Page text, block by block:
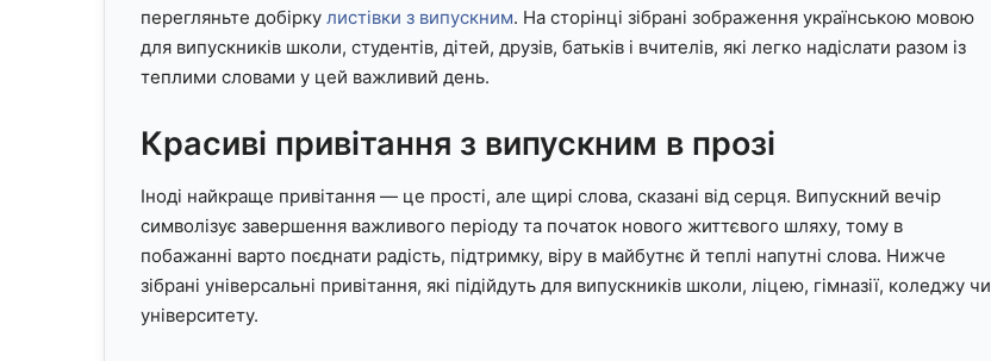
перегляньте добірку листівки з випускним. На сторінці зібрані зображення українською мовою
для випускників школи, студентів, дітей, друзів, батьків і вчителів, які легко надіслати разом із
теплими словами у цей важливий день.
Красиві привітання з випускним в прозі
Іноді найкраще привітання — це прості, але щирі слова, сказані від серця. Випускний вечір
символізує завершення важливого періоду та початок нового життєвого шляху, тому в
побажанні варто поєднати радість, підтримку, віру в майбутнє й теплі напутні слова. Нижче
зібрані універсальні привітання, які підійдуть для випускників школи, ліцею, гімназії, коледжу чи
університету.